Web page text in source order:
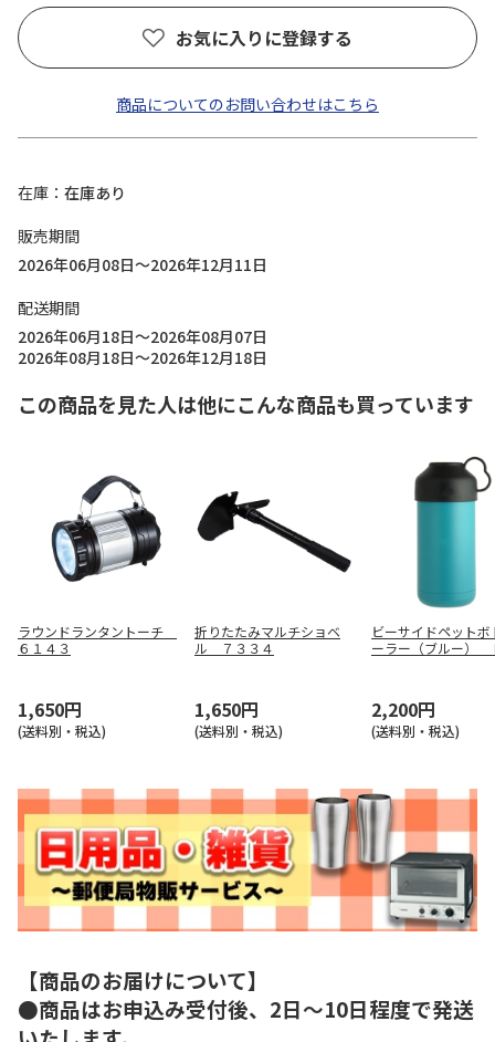
お気に入りに登録する
商品についてのお問い合わせはこちら
在庫
在庫あり
販売期間
2026年06月08日～2026年12月11日
配送期間
2026年06月18日～2026年08月07日
2026年08月18日～2026年12月18日
この商品を見た人は他にこんな商品も買っています
ラウンドランタントーチ
６１４３
1,650円
(送料別・税込)
折りたたみマルチショベ
ル ７３３４
1,650円
(送料別・税込)
ビーサイドペットボ
ーラー（ブルー）
2,200円
(送料別・税込)
【商品のお届けについて】
●商品はお申込み受付後、2日～10日程度で発送